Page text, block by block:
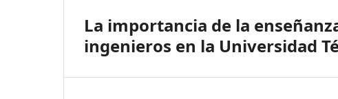
La importancia de la
ingenieros en la Universidad